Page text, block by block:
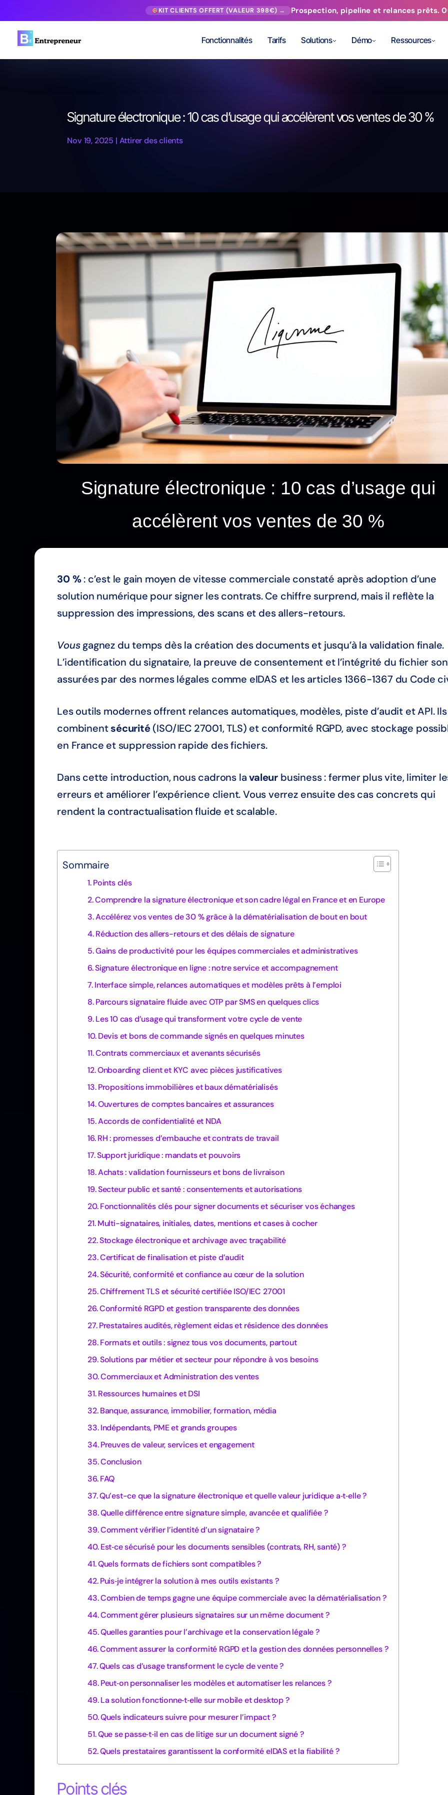
KIT CLIENTS OFFERT (VALEUR 398€) → Prospection, pipeline et relances prêts.
Fonctionnalités Tarifs Solutions Démo Ressources
Signature électronique : 10 cas d’usage qui accélèrent vos ventes de 30 %
Nov 19, 2025 | Attirer des clients
Signature électronique : 10 cas d’usage qui
accélèrent vos ventes de 30 %
30 %: c’est le gain moyen de vitesse commerciale constaté après adoption d’une
solution numérique pour signer les contrats. Ce chiffre surprend, mais il reflète la
suppression des impressions, des scans et des allers-retours.
Vousgagnez du temps dès la création des documents et jusqu’à la validation finale.
L’identification du signataire, la preuve de consentement et l’intégrité du fichier
assurées par des normes légales comme eIDAS et les articles 1366-1367 du Code
Les outils modernes offrent relances automatiques, modèles, piste d’audit et API. Ils
combinentsécurité(ISO/IEC 27001, TLS) et conformité RGPD, avec stockage
en France et suppression rapide des fichiers.
Dans cette introduction, nous cadrons lavaleur business : fermer plus vite, limiter
erreurs et améliorer l’expérience client. Vous verrez ensuite des cas concrets qui
rendent la contractualisation fluide et scalable.
Sommaire
Points clés
Comprendre la signature électronique et son cadre légal en France et en Europe
Accélérez vos ventes de 30 % grâce à la dématérialisation de bout en bout
Réduction des allers-retours et des délais de signature
Gains de productivité pour les équipes commerciales et administratives
Signature électronique en ligne : notre service et accompagnement
Interface simple, relances automatiques et modèles prêts à l’emploi
Parcours signataire fluide avec OTP par SMS en quelques clics
Les 10 cas d’usage qui transforment votre cycle de vente
Devis et bons de commande signés en quelques minutes
Contrats commerciaux et avenants sécurisés
Onboarding client et KYC avec pièces justificatives
Propositions immobilières et baux dématérialisés
Ouvertures de comptes bancaires et assurances
Accords de confidentialité et NDA
RH : promesses d’embauche et contrats de travail
Support juridique : mandats et pouvoirs
Achats : validation fournisseurs et bons de livraison
Secteur public et santé : consentements et autorisations
Fonctionnalités clés pour signer documents et sécuriser vos échanges
Multi-signataires, initiales, dates, mentions et cases à cocher
Stockage électronique et archivage avec traçabilité
Certificat de finalisation et piste d’audit
Sécurité, conformité et confiance au cœur de la solution
Chiffrement TLS et sécurité certifiée ISO/IEC 27001
Conformité RGPD et gestion transparente des données
Prestataires audités, règlement eidas et résidence des données
Formats et outils : signez tous vos documents, partout
Solutions par métier et secteur pour répondre à vos besoins
Commerciaux et Administration des ventes
Ressources humaines et DSI
Banque, assurance, immobilier, formation, média
Indépendants, PME et grands groupes
Preuves de valeur, services et engagement
Conclusion
FAQ
Qu’est-ce que la signature électronique et quelle valeur juridique a‑t‑elle ?
Quelle différence entre signature simple, avancée et qualifiée ?
Comment vérifier l’identité d’un signataire ?
Est‑ce sécurisé pour les documents sensibles (contrats, RH, santé) ?
Quels formats de fichiers sont compatibles ?
Puis‑je intégrer la solution à mes outils existants ?
Combien de temps gagne une équipe commerciale avec la dématérialisation ?
Comment gérer plusieurs signataires sur un même document ?
Quelles garanties pour l’archivage et la conservation légale ?
Comment assurer la conformité RGPD et la gestion des données personnelles ?
Quels cas d’usage transforment le cycle de vente ?
Peut‑on personnaliser les modèles et automatiser les relances ?
La solution fonctionne‑t‑elle sur mobile et desktop ?
Quels indicateurs suivre pour mesurer l’impact ?
Que se passe‑t‑il en cas de litige sur un document signé ?
Quels prestataires garantissent la conformité eIDAS et la fiabilité ?
Points clés